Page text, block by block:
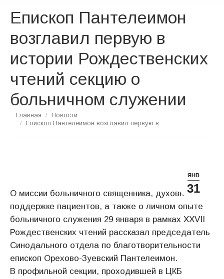
Епископ Пантелеимон
возглавил первую в
истории Рождественских
чтений секцию о
больничном служении
Вы здесь:
Главная
Новости
Епископ Пантелеимон возглавил первую в…
ЯНВ
31
О миссии больничного священника, духовной
поддержке пациентов, а также о личном опыте
больничного служения 29 января в рамках XXVII
Рождественских чтений рассказал председатель
Синодального отдела по благотворительности
епископ Орехово-Зуевский Пантелеимон.
В профильной секции, проходившей в ЦКБ